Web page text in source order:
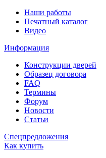
Наши работы
Печатный каталог
Видео
Информация
Конструкции дверей
Образец договора
FAQ
Термины
Форум
Новости
Статьи
Спецпредложения
Как купить